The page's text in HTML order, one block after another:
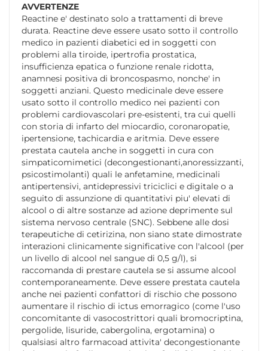
AVVERTENZE
Reactine e' destinato solo a trattamenti di breve
durata. Reactine deve essere usato sotto il controllo
medico in pazienti diabetici ed in soggetti con
problemi alla tiroide, ipertrofia prostatica,
insufficienza epatica o funzione renale ridotta,
anamnesi positiva di broncospasmo, nonche' in
soggetti anziani. Questo medicinale deve essere
usato sotto il controllo medico nei pazienti con
problemi cardiovascolari pre-esistenti, tra cui quelli
con storia di infarto del miocardio, coronaropatie,
ipertensione, tachicardia e aritmia. Deve essere
prestata cautela anche in soggetti in cura con
simpaticomimetici (decongestionanti,anoressizzanti,
psicostimolanti) quali le anfetamine, medicinali
antipertensivi, antidepressivi triciclici e digitale o a
seguito di assunzione di quantitativi piu' elevati di
alcool o di altre sostanze ad azione deprimente sul
sistema nervoso centrale (SNC). Sebbene alle dosi
terapeutiche di cetirizina, non siano state dimostrate
interazioni clinicamente significative con l'alcool (per
un livello di alcool nel sangue di 0,5 g/l), si
raccomanda di prestare cautela se si assume alcool
contemporaneamente. Deve essere prestata cautela
anche nei pazienti confattori di rischio che possono
aumentare il rischio di ictus emorragico (come l'uso
concomitante di vasocostrittori quali bromocriptina,
pergolide, lisuride, cabergolina, ergotamina) o
qualsiasi altro farmacoad attivita' decongestionante